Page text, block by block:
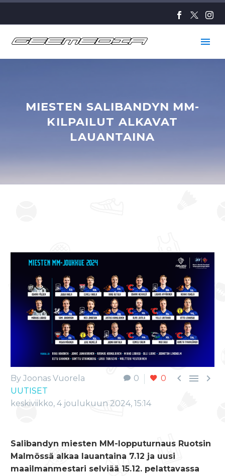
MIESTEN SALIBANDYN MM-
KILPAILUT ALKAVAT
LAUANTAINA
0 0   
By Joonas Vuorela
UUTISET
keskiviikko, 4 joulukuun 2024, 15:14
Salibandyn miesten MM-lopputurnaus Ruotsin
Malmössä alkaa
lauantaina 7.12 ja uusi
maailmanmestari selviää 15.12. pelattavassa